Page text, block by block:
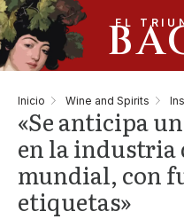
EL
Inicio Wine and Spirits
«Se anticipa
en la industria
mundial, con
etiquetas»